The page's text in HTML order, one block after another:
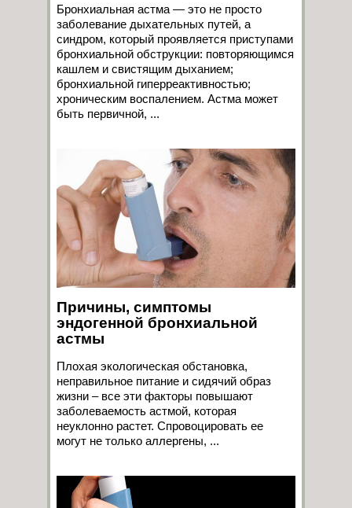
Бронхиальная астма — это не просто
заболевание дыхательных путей, а
синдром, который проявляется приступами
бронхиальной обструкции: повторяющимся
кашлем и свистящим дыханием;
бронхиальной гиперреактивностью;
хроническим воспалением. Астма может
быть первичной, ...
Причины, симптомы
эндогенной бронхиальной
астмы
Плохая экологическая обстановка,
неправильное питание и сидячий образ
жизни – все эти факторы повышают
заболеваемость астмой, которая
неуклонно растет. Спровоцировать ее
могут не только аллергены, ...